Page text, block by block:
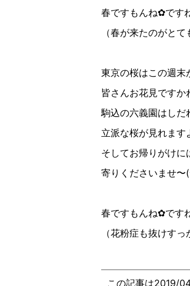
春ですもんね✿︎です
（春が来たのがと
東京の桜はこの週末
皆さんお花見ですか
駒込の六義園はしだ
立派な桜が見れます
そしてお帰りがけに
寄り くださいませ〜(
春ですもんね✿︎です
（花粉症も抜けす
この記事は2019/